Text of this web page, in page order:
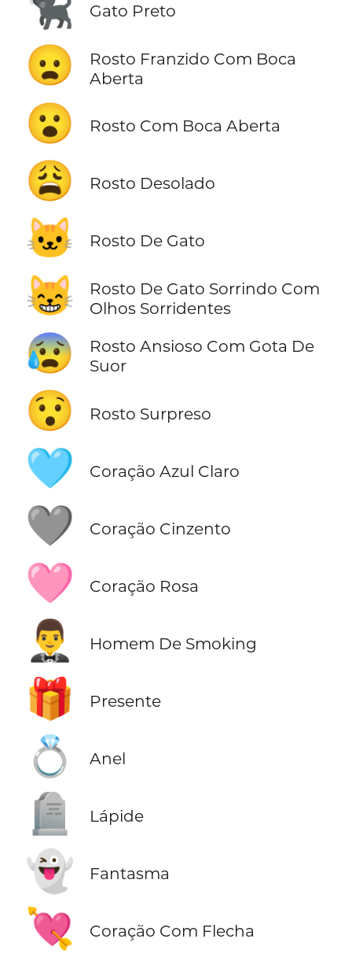
Gato Preto
😦
Rosto Franzido Com Boca
Aberta
😮 Rosto Com Boca Aberta
😩 Rosto Desolado
🐱 Rosto De Gato
😸
Rosto De Gato Sorrindo Com
Olhos Sorridentes
😰
Rosto Ansioso Com Gota De
Suor
😯 Rosto Surpreso
🩵 Coração Azul Claro
🩶 Coração Cinzento
🩷 Coração Rosa
🤵‍♂️ Homem De Smoking
🎁 Presente
💍 Anel
🪦 Lápide
👻 Fantasma
💘 Coração Com Flecha